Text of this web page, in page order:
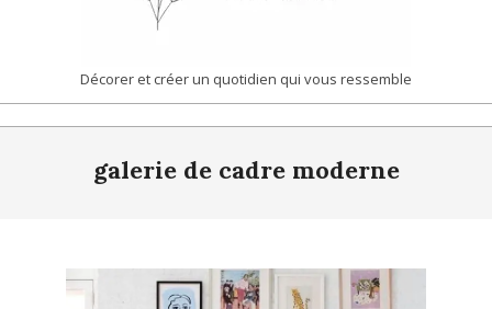
COCON
|
DÉCORATION
LIVING
Décorer et créer un quotidien qui vous ressemble
galerie de cadre moderne